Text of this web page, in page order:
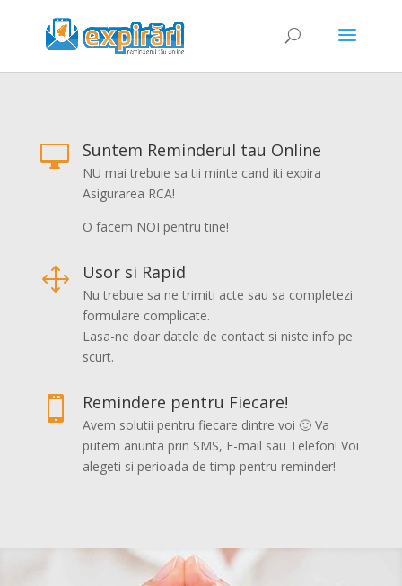
 Suntem Reminderul tau Online
NU mai trebuie sa tii minte cand iti expira
Asigurarea RCA!
O facem NOI pentru tine!
1 Usor si Rapid
Nu trebuie sa ne trimiti acte sau sa completezi
formulare complicate.
Lasa-ne doar datele de contact si niste info pe
scurt.
 Remindere pentru Fiecare!
Avem solutii pentru fiecare dintre voi 🙂 Va
putem anunta prin SMS, E-mail sau Telefon! Voi
alegeti si perioada de timp pentru reminder!